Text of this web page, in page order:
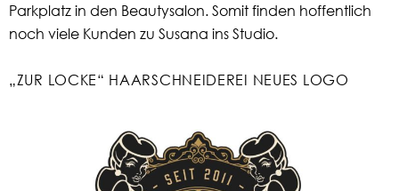
Parkplatz in den Beautysalon. Somit finden hoffentlich
noch viele Kunden zu Susana ins Studio.
„ZUR LOCKE“ HAARSCHNEIDEREI NEUES LOGO